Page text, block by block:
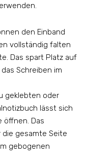
den Einband
vollständig falten
Das spart Platz auf
Schreiben im
geklebten oder
lässt sich
öffnen. Das
gesamte Seite
gebogenen